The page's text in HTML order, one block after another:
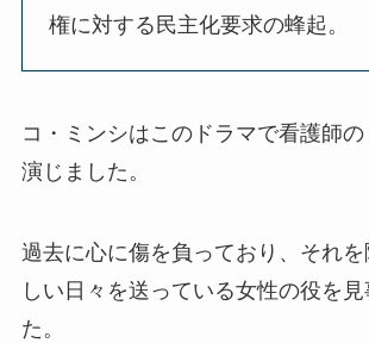
権に対する民主化要求の蜂起。
コ・ミンシはこのドラマで看護師
演じました。
過去に心に傷を負っており、それ
しい日々を送っている女性の役を見
た。